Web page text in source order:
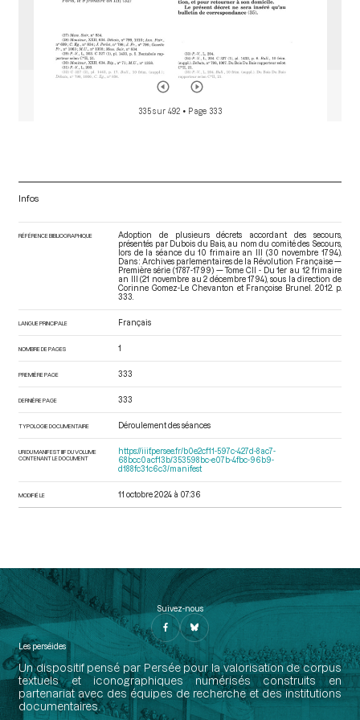
335 sur 492 • Page 333
Infos
RÉFÉRENCE BIBLIOGRAPHIQUE
Adoption de plusieurs décrets accordant des secours,
présentés par Dubois du Bais, au nom du comité des Secours,
lors de la séance du 10 frimaire an III (30 novembre 1794).
Dans : Archives parlementaires de la Révolution Française —
Première série (1787-1799) — Tome CII - Du 1er au 12 frimaire
an III (21 novembre au 2 décembre 1794) , sous la direction de
Corinne Gomez-Le Chevanton et Françoise Brunel. 2012. p.
333.
LANGUE PRINCIPALE Français
NOMBRE DE PAGES 1
PREMIÈRE PAGE 333
DERNIÈRE PAGE 333
TYPOLOGIE DOCUMENTAIRE Déroulement des séances
URI DU MANIFEST IIIF DU VOLUME
CONTENANT LE DOCUMENT
https://iiif.persee.fr/b0e2cf11-597c-427d-8ac7-
68bcc0acf13b/353598bc-e07b-4fbc-96b9-
d188fc31c6c3/manifest
MODIFIÉ LE 11 octobre 2024 à 07:36
Suivez-nous
Les perséides
Un dispositif pensé par Persée pour la valorisation de corpus
textuels et iconographiques numérisés construits en
partenariat avec des équipes de recherche et des institutions
documentaires.